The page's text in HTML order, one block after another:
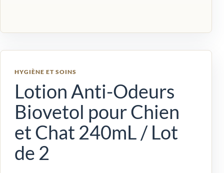
HYGIÈNE ET SOINS
Lotion Anti-Odeurs
Biovetol pour Chien
et Chat 240mL / Lot
de 2